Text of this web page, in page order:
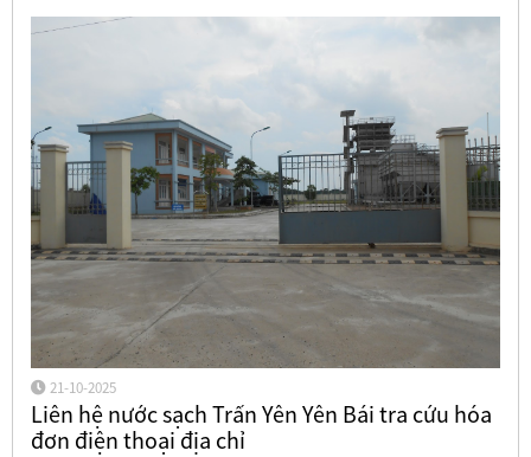
21-10-2025
Liên hệ nước sạch Trấn Yên Yên Bái tra cứu hóa
đơn điện thoại địa chỉ